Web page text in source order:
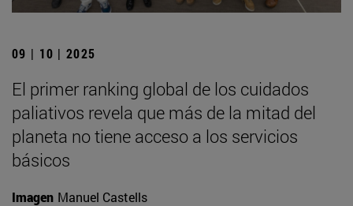
09 | 10 | 2025
El primer ranking global de los cuidados
paliativos revela que más de la mitad del
planeta no tiene acceso a los servicios
básicos
Imagen Manuel Castells